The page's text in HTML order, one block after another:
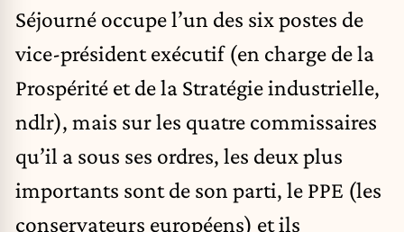
Séjourné occupe l’un des six postes de
vice-président exécutif (en charge de la
Prospérité et de la Stratégie industrielle,
ndlr), mais sur les quatre commissaires
qu’il a sous ses ordres, les deux plus
importants sont de son parti, le PPE (les
conservateurs européens) et ils